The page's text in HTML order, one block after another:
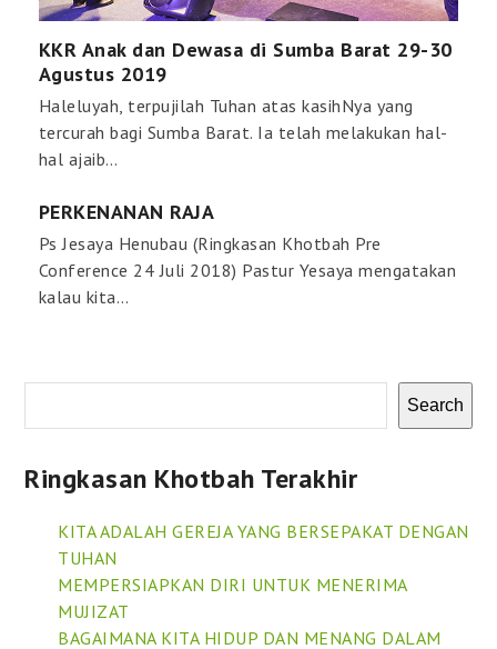
KKR Anak dan Dewasa di Sumba Barat 29-30
Agustus 2019
Haleluyah, terpujilah Tuhan atas kasihNya yang
tercurah bagi Sumba Barat. Ia telah melakukan hal-
hal ajaib…
PERKENANAN RAJA
Ps Jesaya Henubau (Ringkasan Khotbah Pre
Conference 24 Juli 2018) Pastur Yesaya mengatakan
kalau kita…
Search
Ringkasan Khotbah Terakhir
KITA ADALAH GEREJA YANG BERSEPAKAT DENGAN
TUHAN
MEMPERSIAPKAN DIRI UNTUK MENERIMA
MUJIZAT
BAGAIMANA KITA HIDUP DAN MENANG DALAM